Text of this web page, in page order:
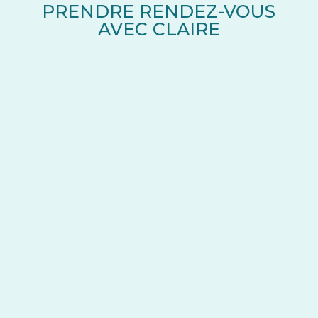
PRENDRE RENDEZ-VOUS
AVEC CLAIRE